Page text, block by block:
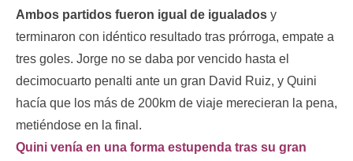
Ambos partidos fueron igual de igualados y
terminaron con idéntico resultado tras prórroga, empate a
tres goles. Jorge no se daba por vencido hasta el
decimocuarto penalti ante un gran David Ruiz, y Quini
hacía que los más de 200km de viaje merecieran la pena,
metiéndose en la final.
Quini venía en una forma estupenda tras su gran